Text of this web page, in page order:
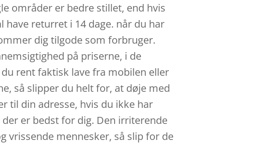
områder er bedre stillet, end hvis
returret i 14 dage. når du har
dig tilgode som forbruger.
på priserne, i de
rent faktisk lave fra mobilen eller
så slipper du helt for, at døje med
til din adresse, hvis du ikke har
er bedst for dig. Den irriterende
vrissende mennesker, så slip for de